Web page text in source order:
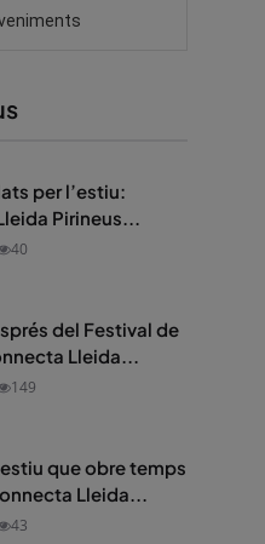
per l’estiu:
Pirineus...
40
del Festival de
Lleida...
149
que obre temps
Lleida...
43